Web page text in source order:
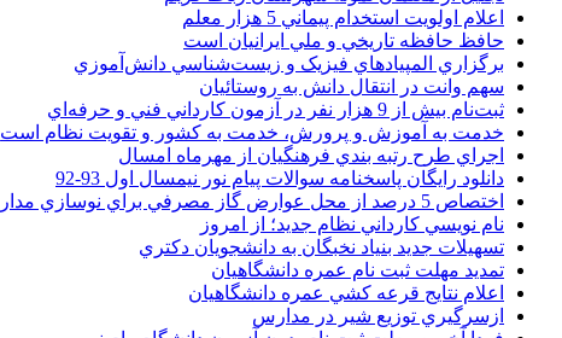
اعلام اولويت استخدام پيماني 5 هزار معلم
حافظ حافظه تاريخي و ملي ايرانيان است
برگزاري المپيادهاي فيزيک و زيست‌شناسي دانش‌آموزي
سهم وانت در انتقال دانش به روستائيان
ثبت‌نام بيش از 9 هزار نفر در آزمون کارداني فني و حرفه‌اي
خدمت به آموزش و پرورش، خدمت به کشور و تقويت نظام است
اجراي طرح رتبه بندي فرهنگيان از مهرماه امسال
دانلود رایگان پاسخنامه سوالات پیام نور نیمسال اول 93-92
اختصاص 5 درصد از محل عوارض گاز مصرفي براي نوسازي مدارس
نام نويسي کارداني نظام جديد؛ از امروز
تسهيلات جديد بنياد نخبگان به دانشجويان دکتري
تمديد مهلت ثبت نام عمره دانشگاهيان
اعلام نتايج قرعه کشي عمره دانشگاهيان
ازسرگيري توزيع شير در مدارس